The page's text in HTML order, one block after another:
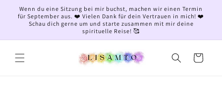
zum
Inhalt
Wenn du eine Sitzung bei mir buchst, machen wir einen Termin
für September aus. ❤️ Vielen Dank für dein Vertrauen in mich! ❤️
Schau dich gerne um und starte zusammen mit mir deine
spirituelle Reise! 🥰
Warenkorb